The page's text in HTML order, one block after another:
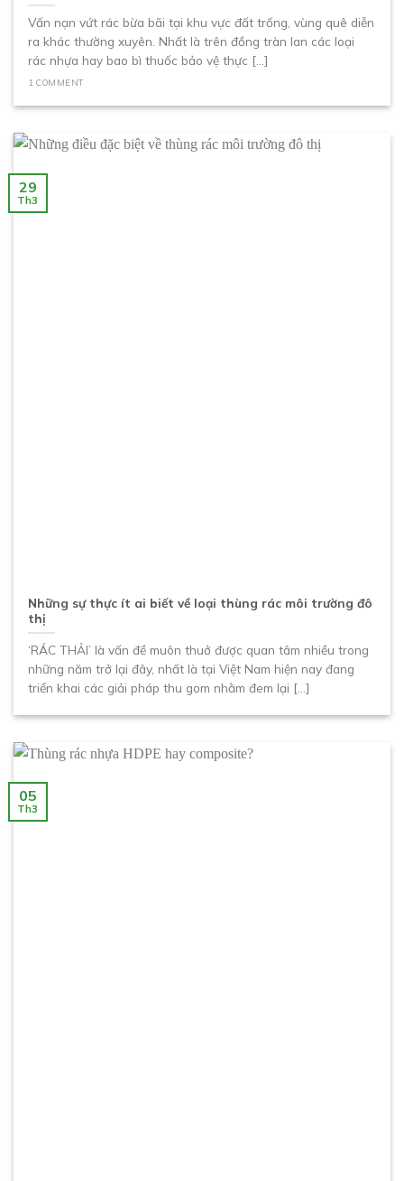
Vấn nạn vứt rác bừa bãi tại khu vực đất trống, vùng quê diễn
ra khác thường xuyên. Nhất là trên đồng tràn lan các loại
rác nhựa hay bao bì thuốc bảo vệ thực [...]
1 COMMENT
Những sự thực ít ai biết về loại thùng rác môi trường đô
thị
‘RÁC THẢI’ là vấn đề muôn thuở được quan tâm nhiều trong
những năm trở lại đây, nhất là tại Việt Nam hiện nay đang
triển khai các giải pháp thu gom nhằm đem lại [...]
29
Th3
05
Th3